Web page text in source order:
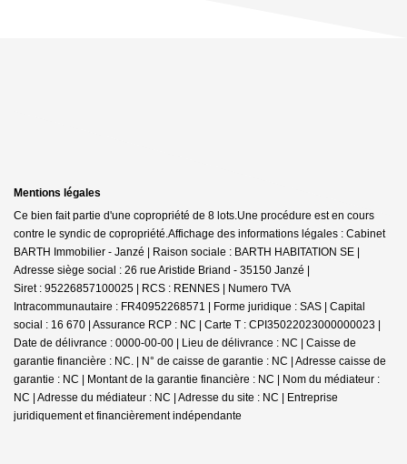
Mentions légales
Ce bien fait partie d'une copropriété de 8 lots.Une procédure est en cours
contre le syndic de copropriété.Affichage des informations légales : Cabinet
BARTH Immobilier - Janzé | Raison sociale : BARTH HABITATION SE |
Adresse siège social : 26 rue Aristide Briand - 35150 Janzé |
Siret : 95226857100025 | RCS : RENNES | Numero TVA
Intracommunautaire : FR40952268571 | Forme juridique : SAS | Capital
social : 16 670 | Assurance RCP : NC | Carte T : CPI35022023000000023 |
Date de délivrance : 0000-00-00 | Lieu de délivrance : NC | Caisse de
garantie financière : NC. | N° de caisse de garantie : NC | Adresse caisse de
garantie : NC | Montant de la garantie financière : NC | Nom du médiateur :
NC | Adresse du médiateur : NC | Adresse du site : NC | Entreprise
juridiquement et financièrement indépendante